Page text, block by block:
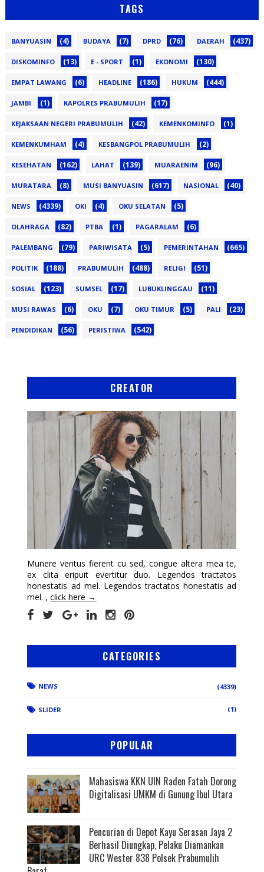
TAGS
BANYUASIN (4) BUDAYA (7) DPRD (76) DAERAH (437)
DISKOMINFO (13) E - SPORT (1) EKONOMI (130)
EMPAT LAWANG (6) HEADLINE (186) HUKUM (444)
JAMBI (1) KAPOLRES PRABUMULIH (17)
KEJAKSAAN NEGERI PRABUMULIH (42) KEMENKOMINFO (1)
KEMENKUMHAM (4) KESBANGPOL PRABUMULIH (2)
KESEHATAN (162) LAHAT (139) MUARAENIM (96)
MURATARA (8) MUSI BANYUASIN (617) NASIONAL (40)
NEWS (4339) OKI (4) OKU SELATAN (5)
OLAHRAGA (82) PTBA (1) PAGARALAM (6)
PALEMBANG (79) PARIWISATA (5) PEMERINTAHAN (665)
POLITIK (188) PRABUMULIH (488) RELIGI (51)
SOSIAL (123) SUMSEL (17) LUBUKLINGGAU (11)
MUSI RAWAS (6) OKU (7) OKU TIMUR (5) PALI (23)
PENDIDIKAN (56) PERISTIWA (542)
CREATOR
Munere veritus fierent cu sed, congue altera mea te,
ex clita eripuit evertitur duo. Legendos tractatos
honestatis ad mel. Legendos tractatos honestatis ad
mel. ,click here →
CATEGORIES
NEWS (4339)
SLIDER (1)
POPULAR
Mahasiswa KKN UIN Raden Fatah Dorong
Digitalisasi UMKM di Gunung Ibul Utara
Pencurian di Depot Kayu Serasan Jaya 2
Berhasil Diungkap, Pelaku Diamankan
URC Wester 838 Polsek Prabumulih